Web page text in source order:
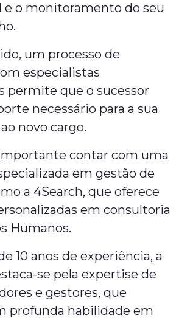
e o monitoramento do seu
um processo de
especialistas
permite que o sucessor
necessário para a sua
novo cargo.
contar com uma
em gestão de
a 4Search, que oferece
em consultoria
Humanos.
10 anos de experiência, a
se pela expertise de
e gestores, que
profunda habilidade em